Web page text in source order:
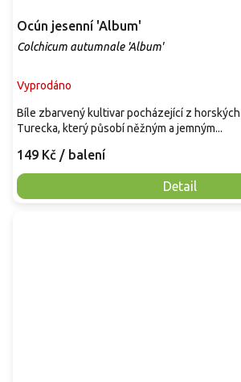
Ocún jesenní 'Album'
Colchicum autumnale 'Album'
Vyprodáno
149 Kč / balení
Detail
Bíle zbarvený kultivar pocházející z
Turecka, který působí něžným a jemným...